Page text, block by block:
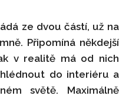
ze dvou částí, už na
Připomíná někdejší
v realitě má od nich
do interiéru a
světě. Maximálně